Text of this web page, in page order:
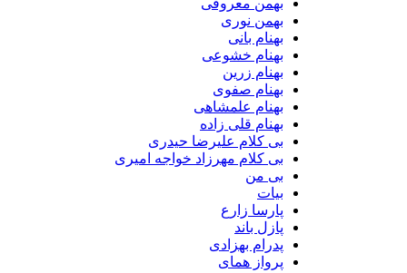
بهمن نوری
بهنام بانی
بهنام خشوعی
بهنام زرین
بهنام صفوی
بهنام علمشاهی
بهنام قلی زاده
بی کلام علیرضا حیدری
بی کلام مهرزاد خواجه امیری
بی من
بیات
پارسا زارع
پازل باند
پدرام بهزادی
پرواز همای